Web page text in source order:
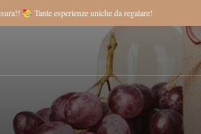
Tante esperienze uniche da regalare!